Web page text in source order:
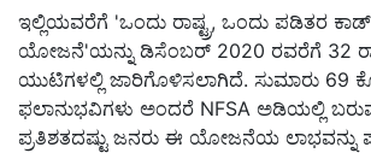
ಇಲ್ಲಿಯವರೆಗೆ 'ಒಂದು ರಾಷ್ಟ್ರ, ಒಂದು ಪಡಿತರ
ಯೋಜನೆ'ಯನ್ನು ಡಿಸೆಂಬರ್ 2020 ರವರೆಗೆ 32
ಯುಟಿಗಳಲ್ಲಿ ಜಾರಿಗೊಳಿಸಲಾಗಿದೆ. ಸುಮಾರು 69
ಫಲಾನುಭವಿಗಳು ಅಂದರೆ NFSA ಅಡಿಯಲ್ಲಿ
ಪ್ರತಿಶತದಷ್ಟು ಜನರು ಈ ಯೋಜನೆಯ ಲಾಭವನ್ನು